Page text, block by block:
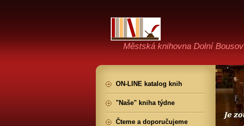
Městská knihovna Dolní Bousov
ON-LINE katalog knih
"Naše" kniha týdne
Čteme a doporučujeme